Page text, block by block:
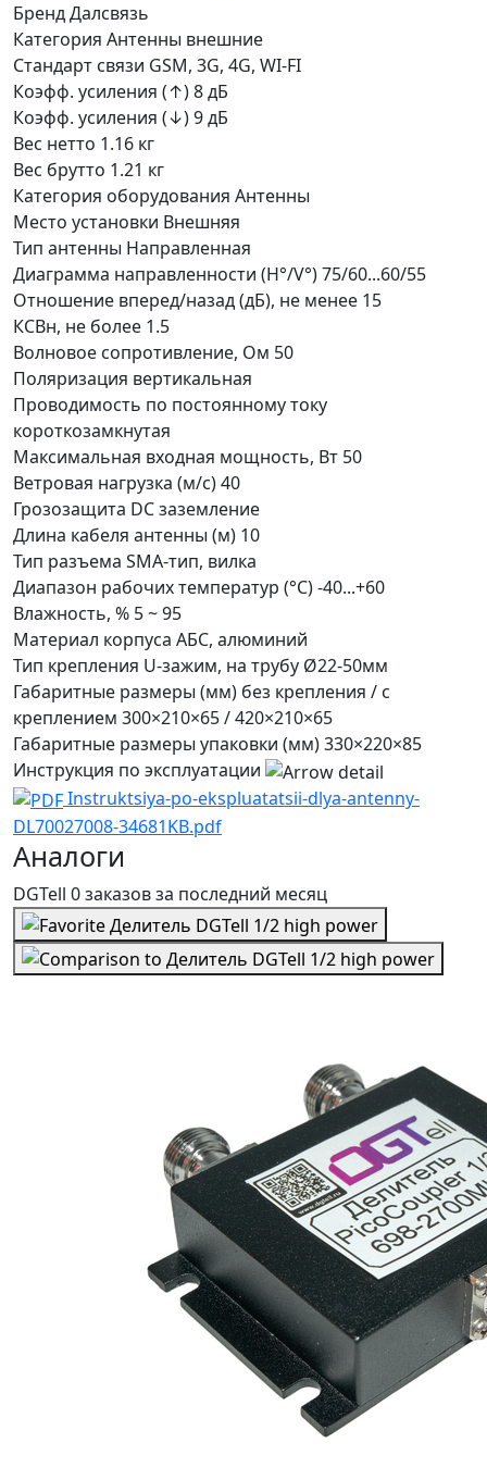
БрендДалсвязь
Категория Антенны внешние
Стандарт связи GSM, 3G, 4G, WI-FI
Коэфф. усиления (↑)8 дБ
Коэфф. усиления (↓)9 дБ
Вес нетто 1.16 кг
Вес брутто 1.21 кг
Категория оборудования Антенны
Место установки Внешняя
Тип антенны Направленная
Диаграмма направленности (H°/V°)75/60...60/55
Отношение вперед/назад (дБ), не менее 15
КСВн, не более 1.5
Волновое сопротивление, Ом 50
Поляризация вертикальная
Проводимость по постоянному току
короткозамкнутая
Максимальная входная мощность, Вт 50
Ветровая нагрузка (м/с)40
Грозозащита DC заземление
Длина кабеля антенны (м) 10
Тип разъема SMA-тип, вилка
Диапазон рабочих температур (°С)-40...+60
Влажность, % 5 ~ 95
Материал корпуса АБС, алюминий
Тип крепления U-зажим, на трубу Ø22-50мм
Габаритные размеры (мм) без крепления / с
креплением 300×210×65 / 420×210×65
Габаритные размеры упаковки (мм)330×220×85
Инструкция по эксплуатации
Instruktsiya-po-ekspluatatsii-dlya-antenny-
DL70027008-34681KB.pdf
Аналоги
DGTell 0 заказовза последний месяц